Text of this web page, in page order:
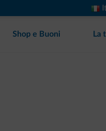
Shop e Buoni La